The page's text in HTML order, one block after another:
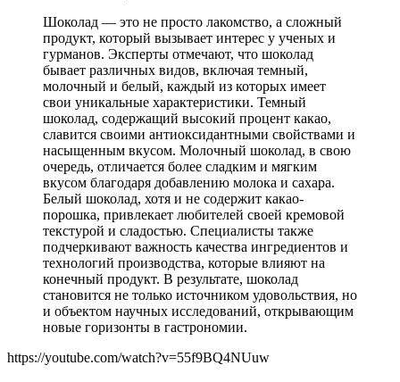
Шоколад — это не просто лакомство, а сложный
продукт, который вызывает интерес у ученых и
гурманов. Эксперты отмечают, что шоколад
бывает различных видов, включая темный,
молочный и белый, каждый из которых имеет
свои уникальные характеристики. Темный
шоколад, содержащий высокий процент какао,
славится своими антиоксидантными свойствами и
насыщенным вкусом. Молочный шоколад, в свою
очередь, отличается более сладким и мягким
вкусом благодаря добавлению молока и сахара.
Белый шоколад, хотя и не содержит какао-
порошка, привлекает любителей своей кремовой
текстурой и сладостью. Специалисты также
подчеркивают важность качества ингредиентов и
технологий производства, которые влияют на
конечный продукт. В результате, шоколад
становится не только источником удовольствия, но
и объектом научных исследований, открывающим
новые горизонты в гастрономии.
https://youtube.com/watch?v=55f9BQ4NUuw